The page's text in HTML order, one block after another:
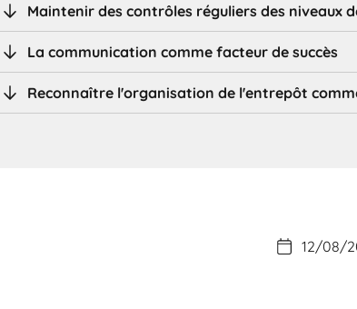
Maintenir des contrôles réguliers des niveaux
La communication comme facteur de succès
Reconnaître l'organisation de l'entrepôt
12/08/